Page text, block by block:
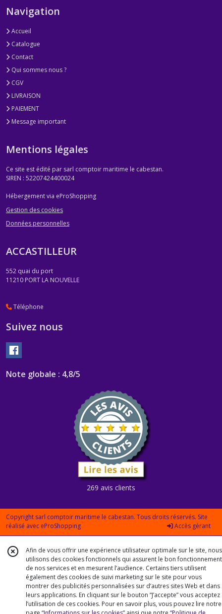
Navigation
Accueil
Catalogue
Contact
Qui sommes nous ?
CGV
LIVRAISON
PAIEMENT
Message important
Mentions légales
Ce site est édité par sarl comptoir maritime le cabestan.
SIREN : 52207424400024
Hébergement via eProShopping
Gestion des cookies
Données personnelles
ACCASTILLEUR
552 quai du port
11210 PORT LA NOUVELLE
Téléphone
Suivez nous
Note globale : 4,8/5
269 avis clients
Copyright sarl comptoir maritime le cabestan. Tous droits réservés. Site
réalisé avec eProShopping Accès gérant
Afin de vous offrir une expérience utilisateur optimale sur le site, nous
utilisons des cookies fonctionnels qui assurent le bon fonctionnement
de nos services et en mesurent l’audience. Certains tiers utilisent
également des cookies de suivi marketing sur le site pour vous
montrer des publicités personnalisées sur d’autres sites Web et dans
leurs applications. En cliquant sur le bouton “J’accepte” vous acceptez
l’utilisation de ces cookies. Pour en savoir plus, vous pouvez lire notre